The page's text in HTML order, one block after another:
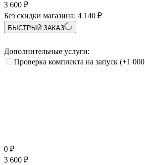
3 600 ₽
Без скидки магазина: 4 140 ₽
БЫСТРЫЙ ЗАКАЗ
Дополнительные услуги:
Проверка комплекта на запуск (+1 000
0 ₽
3 600 ₽